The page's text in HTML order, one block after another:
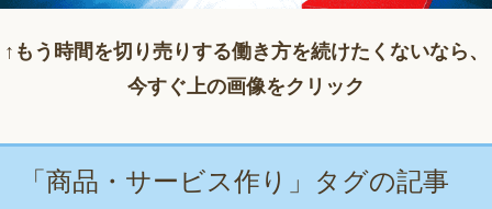
↑もう時間を切り売りする働き方を続けたくないなら、
今すぐ上の画像をクリック
「商品・サービス作り」タグの記事